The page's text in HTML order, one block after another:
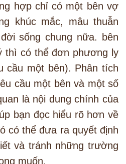
hợp chỉ có một bên vợ
khúc mắc, mâu thuẫn
sống chung nữa. bên
thì có thể đơn phương ly
cầu một bên). Phân tích
cầu một bên và một số
là nội dung chính của
bạn đọc hiểu rõ hơn về
có thể đưa ra quyết định
và tránh những trường
muốn.